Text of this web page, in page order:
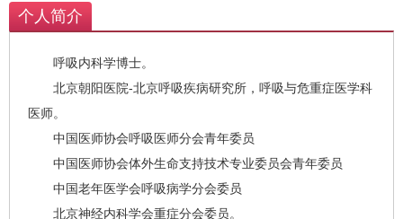
个人简介
呼吸内科学博士。
北京朝阳医院-北京呼吸疾病研究所，呼吸与危重症医学科
医师。
中国医师协会呼吸医师分会青年委员
中国医师协会体外生命支持技术专业委员会青年委员
中国老年医学会呼吸病学分会委员
北京神经内科学会重症分会委员。